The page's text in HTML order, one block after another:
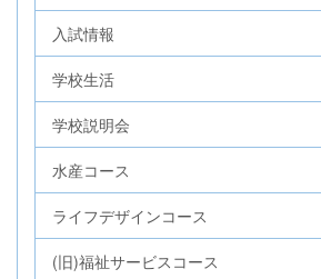
入試情報
学校生活
学校説明会
水産コース
ライフデザインコース
(旧)福祉サービスコース